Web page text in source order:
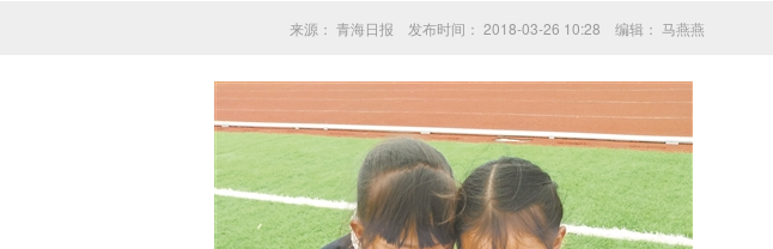
来源： 青海日报 发布时间： 2018-03-26 10:28 编辑： 马燕燕